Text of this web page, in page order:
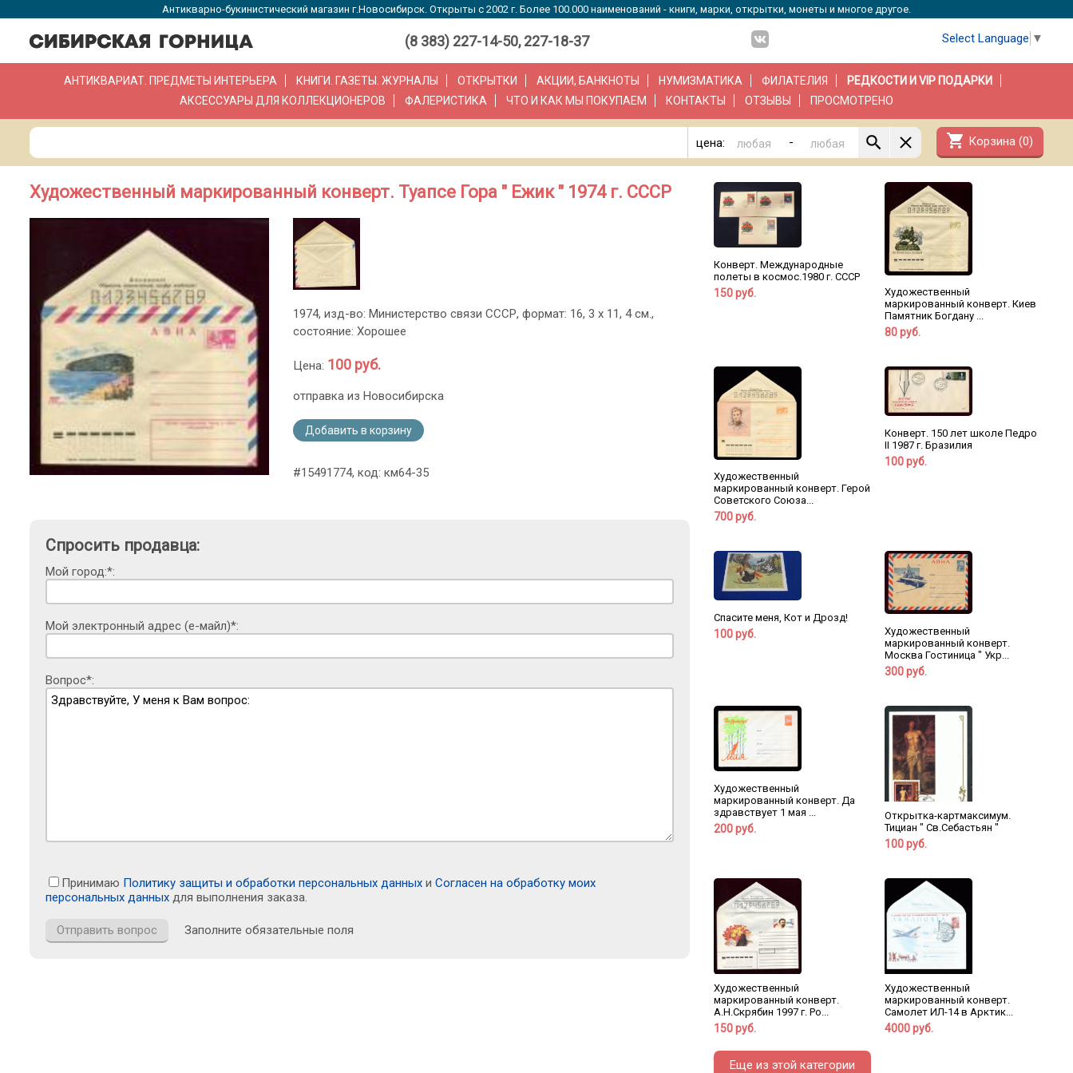
Антикварно-букинистический магазин г.Новосибирск. Открыты с 2002 г. Более 100.000 наименований - книги, марки, открытки, монеты и многое другое.
(8 383) 227-14-50, 227-18-37 Select Language ▼
АНТИКВАРИАТ. ПРЕДМЕТЫ ИНТЕРЬЕРА КНИГИ. ГАЗЕТЫ. ЖУРНАЛЫ ОТКРЫТКИ АКЦИИ, БАНКНОТЫ НУМИЗМАТИКА ФИЛАТЕЛИЯ
РЕДКОСТИ И VIP ПОДАРКИ
АКСЕССУАРЫ ДЛЯ КОЛЛЕКЦИОНЕРОВ
ФАЛЕРИСТИКА ЧТО И КАК МЫ ПОКУПАЕМ КОНТАКТЫ ОТЗЫВЫ ПРОСМОТРЕНО
цена: - shopping_cart Корзина (0)
Художественный маркированный конверт. Туапсе Гора " Ежик " 1974 г. СССР
1974, изд-во: Министерство связи СССР, формат: 16, 3 х 11, 4 см.,
состояние: Хорошее
Цена: 100 руб.
отправка из Новосибирска
Добавить в корзину
#15491774, код: км64-35
Спросить продавца:
Мой город:*:
Мой электронный адрес (е-майл)*:
Вопрос*:
Принимаю Политику защиты и обработки персональных данных и Согласен на обработку моих
персональных данных для выполнения заказа.
Заполните обязательные поля
Конверт. Международные
полеты в космос.1980 г. СССР
150 руб.
Художественный
маркированный конверт. Киев
Памятник Богдану ...
80 руб.
Художественный
маркированный конверт. Герой
Советского Союза...
700 руб.
Конверт. 150 лет школе Педро
II 1987 г. Бразилия
100 руб.
Спасите меня, Кот и Дрозд!
100 руб.
Художественный
маркированный конверт.
Москва Гостиница " Укр...
300 руб.
Художественный
маркированный конверт. Да
здравствует 1 мая ...
200 руб.
Открытка-картмаксимум.
Тициан " Св.Себастьян "
100 руб.
Художественный
маркированный конверт.
А.Н.Скрябин 1997 г. Ро...
150 руб.
Художественный
маркированный конверт.
Самолет ИЛ-14 в Арктик...
4000 руб.
Еще из этой категории